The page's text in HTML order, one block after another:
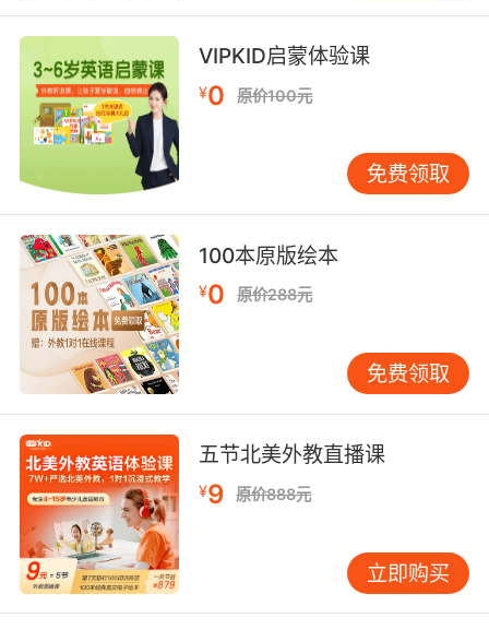
除了基本的礼貌用语，还应学会倾听和回应安检
人员的指令。如果听不懂或不确定某个指示，不
要慌张，可以礼貌地请求重复或解释。例如，
“I'm sorry, could you please repeat that?”（对
不起，能请您再说一遍吗？）或者“Could you
explain what you mean by 'gate'?”（能解释一
下您说的“登机口”是什么意思吗？）这种积极的
态度往往能得到对方的理解和帮助。
三、应对特殊情况
尽管大多数情况下机场安检过程相对标准化，但
仍需准备应对一些特殊情况。例如，如果行李中
有特殊物品（如药品、婴儿用品等），可能需要
特别说明。此时，提前准备好相关英文描述非常
medications.”（这是我的处方药。）或者“This
is baby food for my infant.”（这是给我婴儿的
辅食。）
另外，面对严格的安检规定，有时可能需要解释
某些看似可疑但实际上无害的物品。例如，携带
了一个大型电子设备充电器，可以主动说明：
VIPKID启蒙体验课
¥0 原价100元
免费领取
100本原版绘本
¥0 原价288元
免费领取
五节北美外教直播课
¥9 原价888元
立即购买